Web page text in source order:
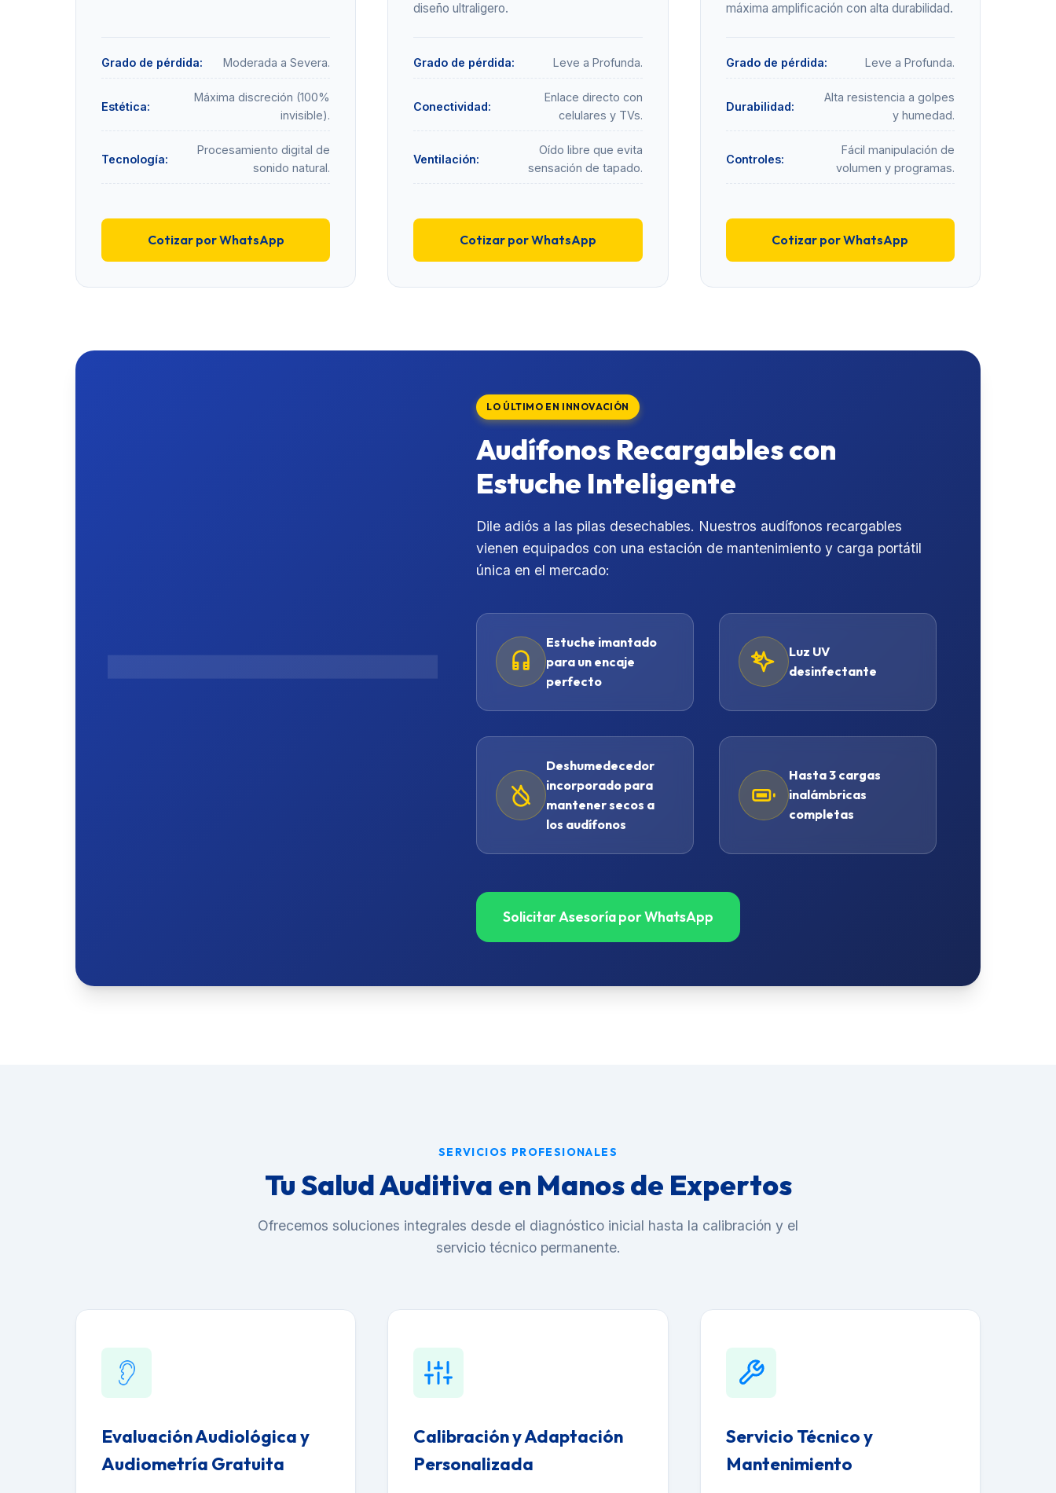
Grado de pérdida: Moderada a Severa.
Estética:
Máxima discreción (100%
invisible).
Tecnología:
Procesamiento digital de
sonido natural.
Cotizar por WhatsApp
diseño ultraligero.
Grado de pérdida: Leve a Profunda.
Conectividad:
Enlace directo con
celulares y TVs.
Ventilación:
Oído libre que evita
sensación de tapado.
Cotizar por WhatsApp
máxima amplificación con alta durabilidad.
Grado de pérdida: Leve a Profunda.
Durabilidad:
Alta resistencia a golpes
y humedad.
Controles:
Fácil manipulación de
volumen y programas.
Cotizar por WhatsApp
LO ÚLTIMO EN INNOVACIÓN
Audífonos Recargables con
Estuche Inteligente
Dile adiós a las pilas desechables. Nuestros audífonos recargables
vienen equipados con una estación de mantenimiento y carga portátil
única en el mercado:
Estuche imantado
para un encaje
perfecto
Luz UV
desinfectante
Deshumedecedor
incorporado para
mantener secos a
los audífonos
Hasta 3 cargas
inalámbricas
completas
Solicitar Asesoría por WhatsApp
SERVICIOS PROFESIONALES
Tu Salud Auditiva en Manos de Expertos
Ofrecemos soluciones integrales desde el diagnóstico inicial hasta la calibración y el
servicio técnico permanente.
Evaluación Audiológica y
Audiometría Gratuita
Calibración y Adaptación
Personalizada
Servicio Técnico y
Mantenimiento